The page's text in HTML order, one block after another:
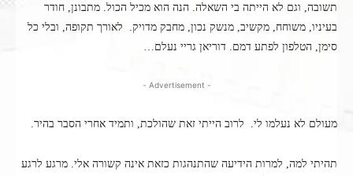
תשובה, וגם לא הייתה בי השאלה. הנה הוא מכיל הכול. מתבונן, חודר
בעיניו, משוחח, מקשיב, מנשק נכון, מחבק מדויק. לאורך תקופה, ובלי כל
סימן, הטלפון לפתע דמם. דוריאן גריי נעלם…
- Advertisement -
מעולם לא נעלמו לי. לרוב הייתי זאת שהולכת, ותמיד אחרי הסבר בהיר.
תהיתי למה, למרות הידיעה שהתנהגות כזאת אינה קשורה אלי. מרגע לרגע